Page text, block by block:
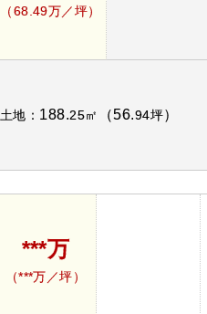
（68.49万／坪）
土地： 188.25㎡ （56.94坪）
***万
（***万／坪）